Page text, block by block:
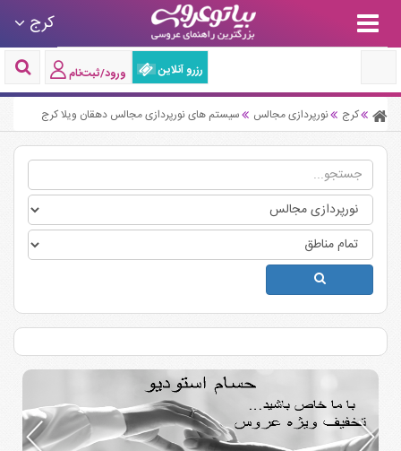
کرج
رزرو آنلاین ورود/ثبت‌نام
کرج نورپردازی مجالس سیستم های نورپردازی مجالس دهقان ویلا کرج